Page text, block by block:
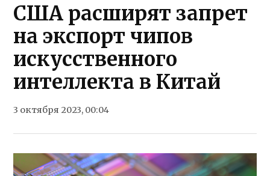
США расширят запрет
на экспорт чипов
искусственного
интеллекта в Китай
3 октября 2023, 00:04